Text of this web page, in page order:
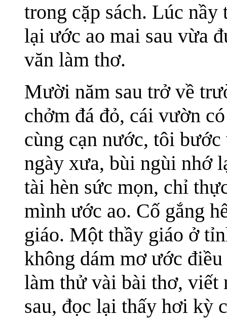
trong cặp sách. Lúc
lại ước ao mai sau vừa
văn làm thơ.
Mười năm sau trở về
chởm đá đỏ, cái vườn
cùng cạn nước, tôi
ngày xưa, bùi ngùi nhớ
tài hèn sức mọn, chỉ
mình ước ao. Cố gắng
giáo. Một thầy giáo ở
không dám mơ ước
làm thử vài bài thơ, viết
sau, đọc lại thấy hơi kỳ